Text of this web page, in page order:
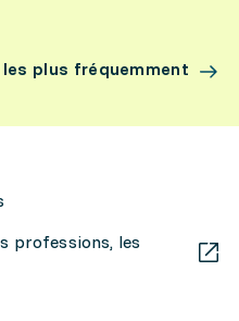
plus fréquemment
professions, les